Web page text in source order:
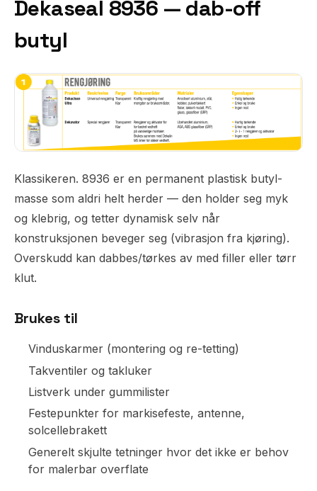
Dekaseal 8936 — dab-off
butyl
Klassikeren. 8936 er en permanent plastisk butyl-
masse som aldri helt herder — den holder seg myk
og klebrig, og tetter dynamisk selv når
konstruksjonen beveger seg (vibrasjon fra kjøring).
Overskudd kan dabbes/tørkes av med filler eller tørr
klut.
Brukes til
Vinduskarmer (montering og re-tetting)
Takventiler og takluker
Listverk under gummilister
Festepunkter for markisefeste, antenne,
solcellebrakett
Generelt skjulte tetninger hvor det ikke er behov
for malerbar overflate